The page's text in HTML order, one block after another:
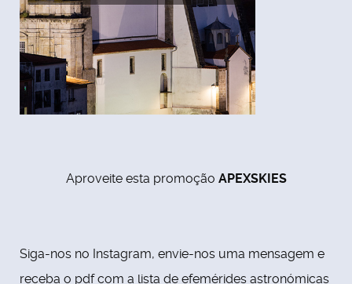
Aproveite esta promoção APEXSKIES
Siga-nos no Instagram, envie-nos uma mensagem e
receba o pdf com a lista de efemérides astronómicas